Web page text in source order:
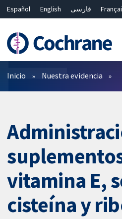
Español English فارسی
Bahasa Malaysia
ไทย 繁體中文
Filtros
Inicio Nuestra evidencia
vitamina E,
cisteína y